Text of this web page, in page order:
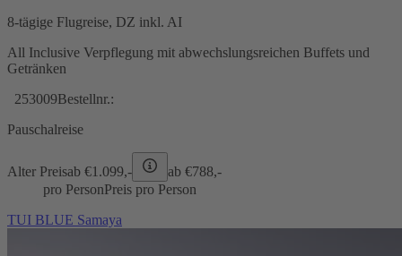
8-tägige Flugreise, DZ inkl. AI
All Inclusive Verpflegung mit abwechslungsreichen Buffets und
Getränken
253009Bestellnr.:
Pauschalreise
Alter Preisab €1.099,- ab €788,-
pro PersonPreis pro Person
TUI BLUE Samaya